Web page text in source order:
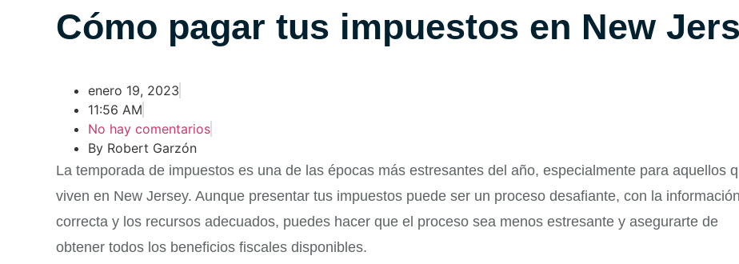
Cómo pagar tus impuestos en New
enero 19, 2023
11:56 AM
No hay comentarios
By Robert Garzón
La temporada de impuestos es una de las épocas más estresantes del año, especialmente para aquellos
viven en New Jersey. Aunque presentar tus impuestos puede ser un proceso desafiante, con la información
correcta y los recursos adecuados, puedes hacer que el proceso sea menos estresante y asegurarte de
obtener todos los beneficios fiscales disponibles.